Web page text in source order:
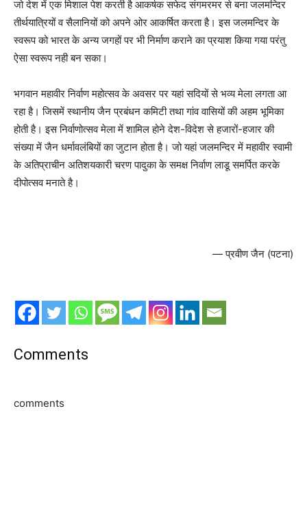
जो देश में एक मिशाल पेश करती है आकर्षक सफेद संगमरमर से बना जलमन्दिर
तीर्थयात्रियों व सैलानियों को अपने ओर आकर्षित करता है। इस जलमन्दिर के
स्वरूप को भारत के अन्य जगहों पर भी निर्माण कराने का प्रयाश किया गया परंतु
ऐसा स्वरूप नही बन सका।
भगवान महावीर निर्वाण महोत्सव के अवसर पर यहां सदियों से भव्य मेला लगता आ
रहा है। जिसमें स्थानीय जैन प्रबंधन कमिटी तथा गांव वासियों की अहम भूमिका
होती है। इस निर्वाणोत्सव मेला में शामिल होने देश-विदेश से हजारों-हजार की
संख्या में जैन धर्मावलंबियों का जुटान होता है। जो यहां जलमन्दिर में महावीर स्वामी
के अतिप्राचीन अतिशयकारी चरण पादुका के समक्ष निर्वाण लाडू समर्पित करके
दीपोत्सव मनाते है।
— प्रवीण जैन (पटना)
Comments
comments